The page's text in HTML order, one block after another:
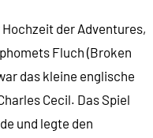
der Adventures,
Fluch (Broken
das kleine englische
Cecil. Das Spiel
und legte den